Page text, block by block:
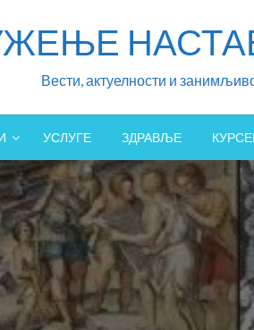
Вести, актуелности и
УСЛУГЕ ЗДРАВЉЕ